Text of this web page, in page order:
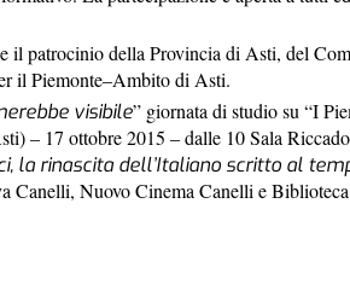
il patrocinio della Provincia di Asti, del
il Piemonte–Ambito di Asti.
visibile” giornata di studio su “I
– 17 ottobre 2015 – dalle 10 Sala
la rinascita dell’Italiano scritto al
Canelli, Nuovo Cinema Canelli e